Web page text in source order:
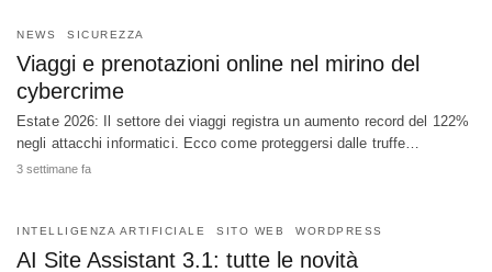
NEWS SICUREZZA
Viaggi e prenotazioni online nel mirino del
cybercrime
Estate 2026: Il settore dei viaggi registra un aumento record del 122%
negli attacchi informatici. Ecco come proteggersi dalle truffe…
3 settimane fa
INTELLIGENZA ARTIFICIALE SITO WEB WORDPRESS
AI Site Assistant 3.1: tutte le novità